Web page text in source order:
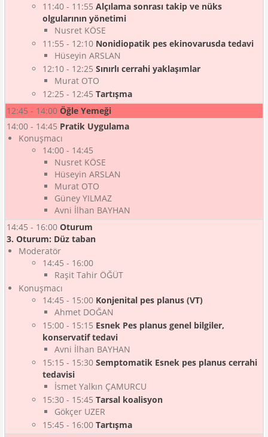
11:40 - 11:55 Alçılama sonrası takip ve nüks
olgularının yönetimi
Nusret KÖSE
11:55 - 12:10 Nonidiopatik pes ekinovarusda tedavi
Hüseyin ARSLAN
12:10 - 12:25 Sınırlı cerrahi yaklaşımlar
Murat OTO
12:25 - 12:45 Tartışma
12:45 - 14:00 Öğle Yemeği
14:00 - 14:45 Pratik Uygulama
Konuşmacı
14:00 - 14:45
Nusret KÖSE
Hüseyin ARSLAN
Murat OTO
Güney YILMAZ
Avni İlhan BAYHAN
14:45 - 16:00 Oturum
3. Oturum: Düz taban
Moderatör
14:45 - 16:00
Raşit Tahir ÖĞÜT
Konuşmacı
14:45 - 15:00 Konjenital pes planus (VT)
Ahmet DOĞAN
15:00 - 15:15 Esnek Pes planus genel bilgiler,
konservatif tedavi
Avni İlhan BAYHAN
15:15 - 15:30 Semptomatik Esnek pes planus cerrahi
tedavisi
İsmet Yalkın ÇAMURCU
15:30 - 15:45 Tarsal koalisyon
Gökçer UZER
15:45 - 16:00 Tartışma